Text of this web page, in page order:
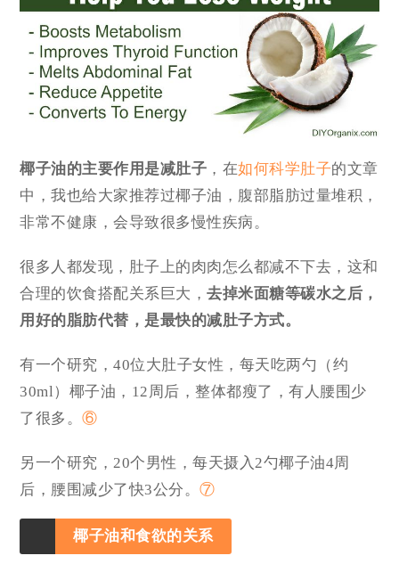
椰子油的主要作用是减肚子 ，在如何科学肚子的文章
中，我也给大家推荐过椰子油，腹部脂肪过量堆积，
非常不健康，会导致很多慢性疾病。
很多人都发现，肚子上的肉肉怎么都减不下去，这和
合理的饮食搭配关系巨大，去掉米面糖等碳水之后，
用好的脂肪代替，是最快的减肚子方式。
有一个研究，40位大肚子女性，每天吃两勺（约
30ml）椰子油，12周后，整体都瘦了，有人腰围少
了很多。⑥
另一个研究，20个男性，每天摄入2勺椰子油4周
后，腰围减少了快3公分。⑦
椰子油和食欲的关系